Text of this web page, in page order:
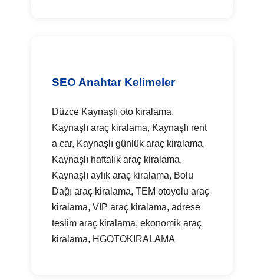
SEO Anahtar Kelimeler
Düzce Kaynaşlı oto kiralama,
Kaynaşlı araç kiralama, Kaynaşlı rent
a car, Kaynaşlı günlük araç kiralama,
Kaynaşlı haftalık araç kiralama,
Kaynaşlı aylık araç kiralama, Bolu
Dağı araç kiralama, TEM otoyolu araç
kiralama, VIP araç kiralama, adrese
teslim araç kiralama, ekonomik araç
kiralama, HGOTOKIRALAMA